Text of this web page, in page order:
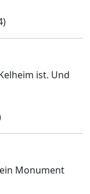
ist. Und
Monument